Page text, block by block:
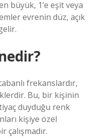
büyük, 1’e eşit veya
evrenin düz, açık
frekanslardır,
Bu, bir kişinin
duyduğu renk
kişiye özel
çalışmadır.